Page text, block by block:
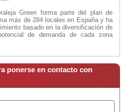
Green forma parte del plan de
más de 284 locales en España y ha
basado en la diversificación de
de demanda de cada zona
ponerse en contacto con